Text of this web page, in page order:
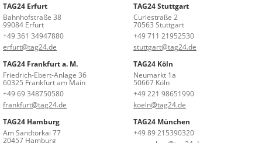
TAG24 Erfurt
Bahnhofstraße 38
99084 Erfurt
+49 361 34947880
erfurt@tag24.de
TAG24 Stuttgart
Curiestraße 2
70563 Stuttgart
+49 711 21952530
stuttgart@tag24.de
TAG24 Frankfurt a. M.
Friedrich-Ebert-Anlage 36
60325 Frankfurt am Main
+49 69 348750580
frankfurt@tag24.de
TAG24 Köln
Neumarkt 1a
50667 Köln
+49 221 98651990
koeln@tag24.de
TAG24 Hamburg
Am Sandtorkai 77
20457 Hamburg
TAG24 München
+49 89 215390320